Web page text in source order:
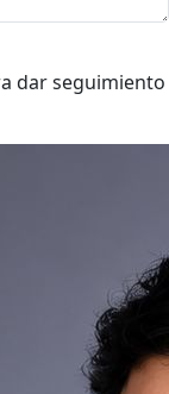
dar seguimiento